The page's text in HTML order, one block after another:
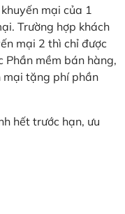
mại của 1
Trường hợp khách
mại 2 thì chỉ được
Phần mềm bán hàng,
mại tặng phí phần
hết trước hạn, ưu